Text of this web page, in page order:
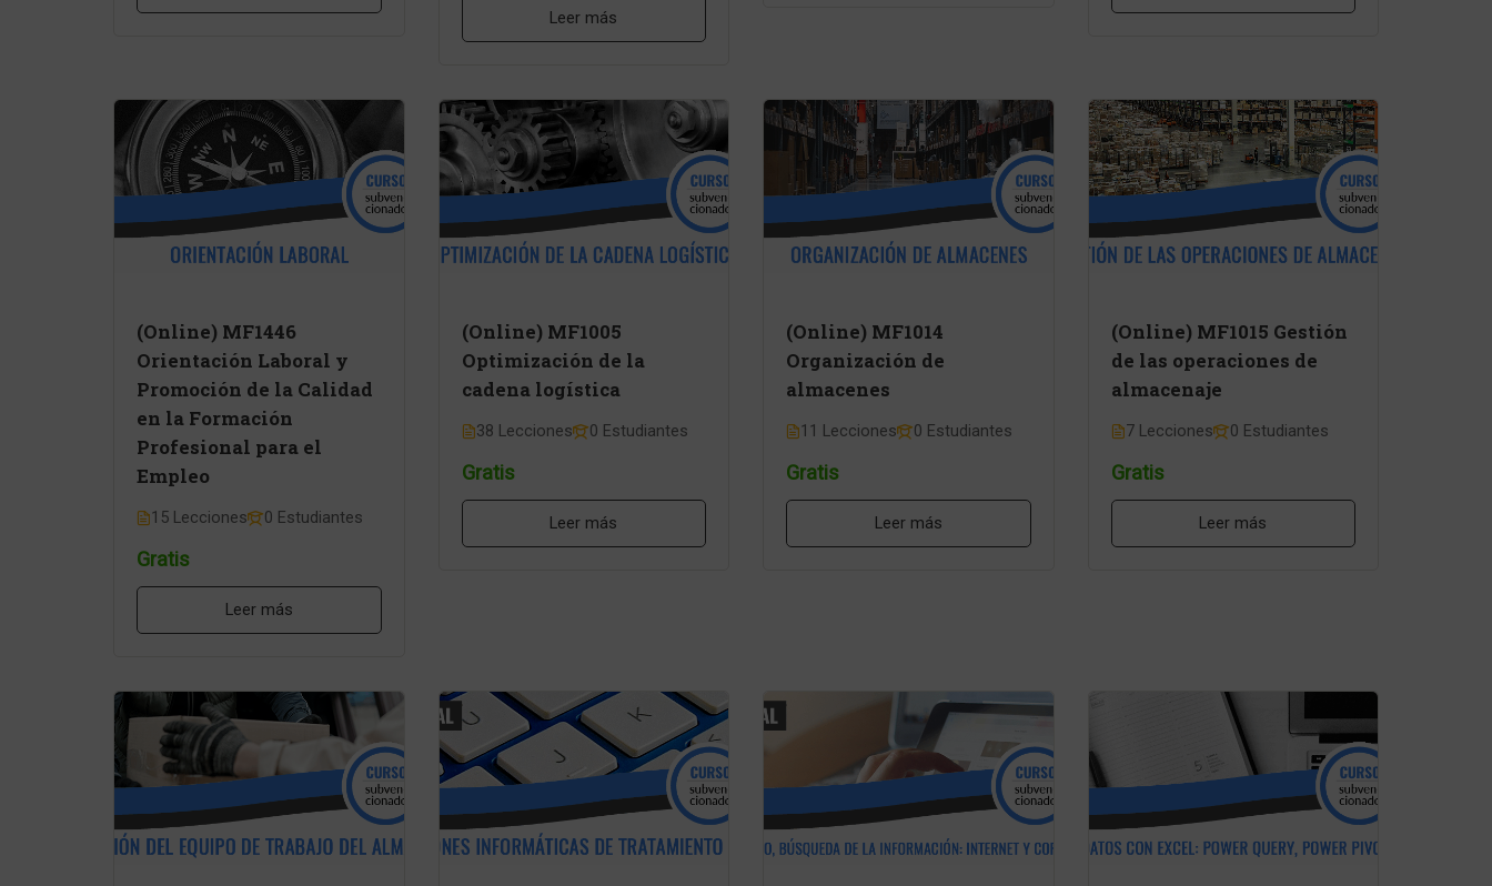
Leer más
(Online) MF1446
Orientación Laboral y
Promoción de la Calidad
en la Formación
Profesional para el
Empleo
15 Lecciones 0 Estudiantes
Gratis
Leer más
(Online) MF1005
Optimización de la
cadena logística
38 Lecciones 0 Estudiantes
Gratis
Leer más
(Online) MF1014
Organización de
almacenes
11 Lecciones 0 Estudiantes
Gratis
Leer más
(Online) MF1015 Gestión
de las operaciones de
almacenaje
7 Lecciones 0 Estudiantes
Gratis
Leer más